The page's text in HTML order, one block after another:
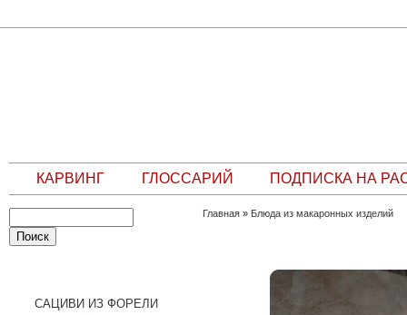
КАРВИНГ ГЛОССАРИЙ ПОДПИСКА НА
Главная » Блюда из макаронных изделий
САЦИВИ ИЗ ФОРЕЛИ